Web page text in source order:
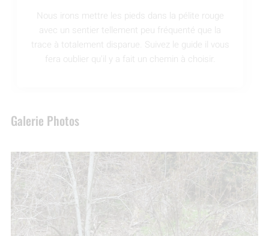
Nous irons mettre les pieds dans la pélite rouge
avec un sentier tellement peu fréquenté que la
trace à totalement disparue. Suivez le guide il vous
fera oublier qu'il y a fait un chemin à choisir.
Galerie Photos